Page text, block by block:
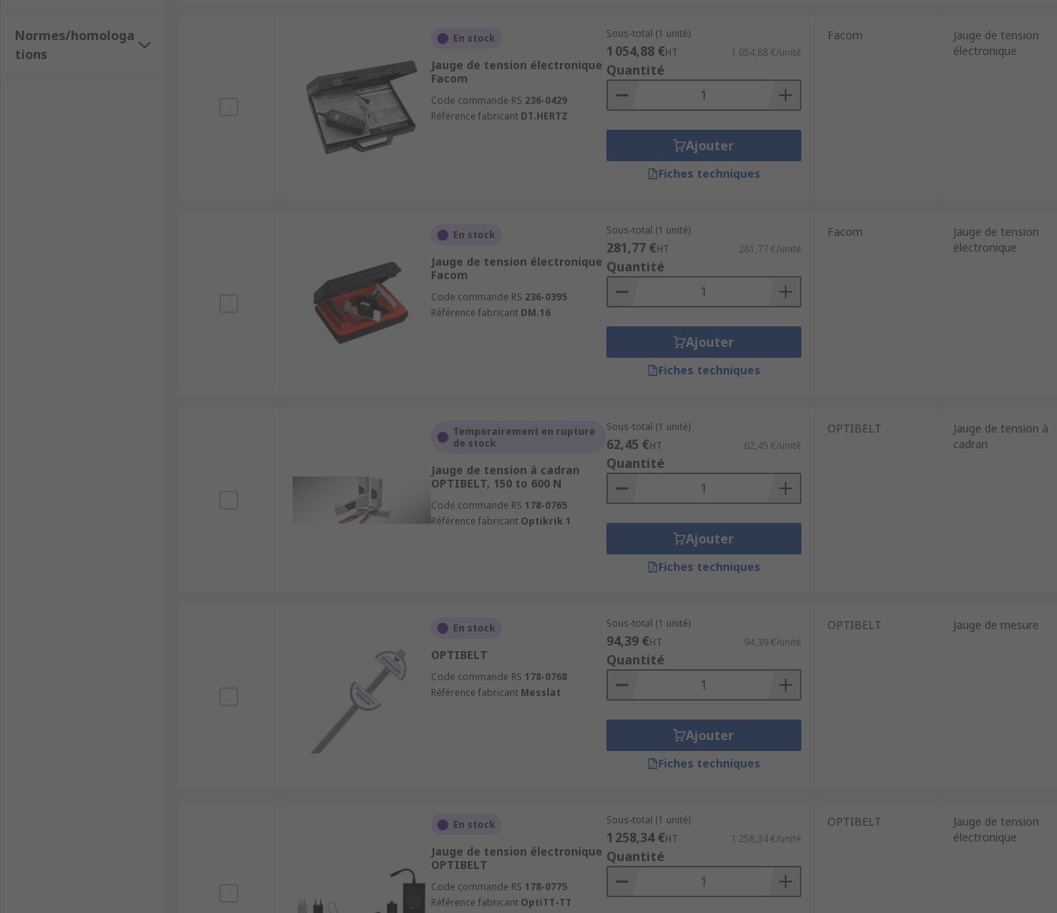
Normes/homologa
tions
En stock
Jauge de tension électronique
Facom
Code commande RS 236-0429
Référence fabricant DT.HERTZ
Sous-total (1 unité)
1 054,88 €HT 1 054,88 €/unité
Quantité
Ajouter
Fiches techniques
Facom
Jauge de tension
électronique
En stock
Jauge de tension électronique
Facom
Code commande RS 236-0395
Référence fabricant DM.16
Sous-total (1 unité)
281,77 €HT 281,77 €/unité
Quantité
Ajouter
Fiches techniques
Facom
Jauge de tension
électronique
Temporairement en rupture
de stock
Jauge de tension à cadran
OPTIBELT, 150 to 600 N
Code commande RS 178-0765
Référence fabricant Optikrik 1
Sous-total (1 unité)
62,45 €HT 62,45 €/unité
Quantité
Ajouter
Fiches techniques
OPTIBELT
Jauge de tension à
cadran
En stock
OPTIBELT
Code commande RS 178-0768
Référence fabricant Messlat
Sous-total (1 unité)
94,39 €HT 94,39 €/unité
Quantité
Ajouter
Fiches techniques
OPTIBELT Jauge de mesure
En stock
Jauge de tension électronique
OPTIBELT
Code commande RS 178-0775
Référence fabricant OptiTT-TT
Sous-total (1 unité)
1 258,34 €HT 1 258,34 €/unité
Quantité
OPTIBELT
Jauge de tension
électronique